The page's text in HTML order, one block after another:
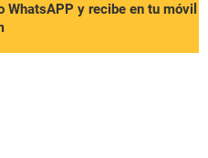
y recibe en tu móvil